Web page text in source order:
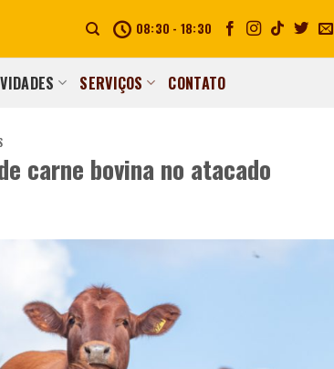
08:30 - 18:30
SERVIÇOS CONTATO
carne bovina no atacado